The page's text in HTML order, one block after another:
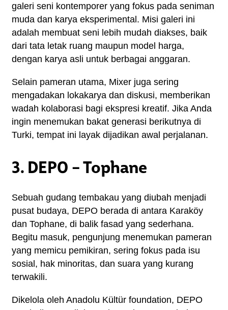
galeri seni kontemporer yang fokus pada seniman
muda dan karya eksperimental. Misi galeri ini
adalah membuat seni lebih mudah diakses, baik
dari tata letak ruang maupun model harga,
dengan karya asli untuk berbagai anggaran.
Selain pameran utama, Mixer juga sering
mengadakan lokakarya dan diskusi, memberikan
wadah kolaborasi bagi ekspresi kreatif. Jika Anda
ingin menemukan bakat generasi berikutnya di
Turki, tempat ini layak dijadikan awal perjalanan.
3. DEPO – Tophane
Sebuah gudang tembakau yang diubah menjadi
pusat budaya, DEPO berada di antara Karaköy
dan Tophane, di balik fasad yang sederhana.
Begitu masuk, pengunjung menemukan pameran
yang memicu pemikiran, sering fokus pada isu
sosial, hak minoritas, dan suara yang kurang
terwakili.
Dikelola oleh Anadolu Kültür foundation, DEPO